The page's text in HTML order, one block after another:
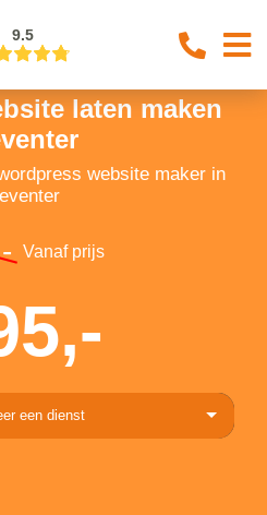
9.5
laten maken
website maker in
Vanaf prijs
een dienst